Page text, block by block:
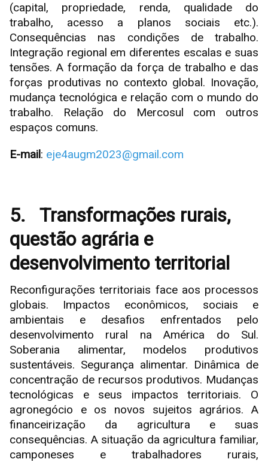
(capital, propriedade, renda, qualidade do
trabalho, acesso a planos sociais etc.).
Consequências nas condições de trabalho.
Integração regional em diferentes escalas e suas
tensões. A formação da força de trabalho e das
forças produtivas no contexto global. Inovação,
mudança tecnológica e relação com o mundo do
trabalho. Relação do Mercosul com outros
espaços comuns.
E-mail: eje4augm2023@gmail.com
5. Transformações rurais,
questão agrária e
desenvolvimento territorial
Reconfigurações territoriais face aos processos
globais. Impactos econômicos, sociais e
ambientais e desafios enfrentados pelo
desenvolvimento rural na América do Sul.
Soberania alimentar, modelos produtivos
sustentáveis. Segurança alimentar. Dinâmica de
concentração de recursos produtivos. Mudanças
tecnológicas e seus impactos territoriais. O
agronegócio e os novos sujeitos agrários. A
financeirização da agricultura e suas
consequências. A situação da agricultura familiar,
camponeses e trabalhadores rurais,